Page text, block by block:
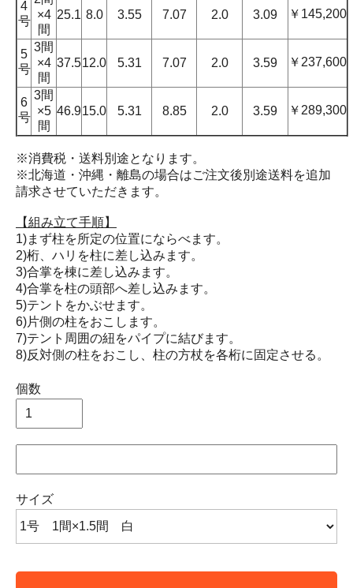
4
号 ×4
間
25.1 8.0 3.55 7.07 2.0 3.09 ￥145,200
5
号
3間
×4
間
37.512.0 5.31 7.07 2.0 3.59 ￥237,600
6
号
3間
×5
間
46.915.0 5.31 8.85 2.0 3.59 ￥289,300
※消費税・送料別途となります。
※北海道・沖縄・離島の場合はご注文後別途送料を追加
請求させていただきます。
【組み立て手順】
1)まず柱を所定の位置にならべます。
2)桁、ハリを柱に差し込みます。
3)合掌を棟に差し込みます。
4)合掌を柱の頭部へ差し込みます。
5)テントをかぶせます。
6)片側の柱をおこします。
7)テント周囲の紐をパイプに結びます。
8)反対側の柱をおこし、柱の方杖を各桁に固定させる。
個数
サイズ